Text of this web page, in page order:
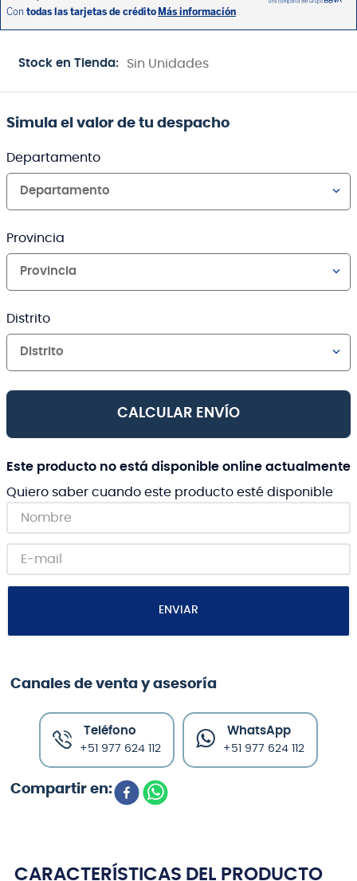
Stock en Tienda: Sin Unidades
Simula el valor de tu despacho
Departamento
Departamento
Provincia
Provincia
Distrito
Distrito
CALCULAR ENVÍO
Este producto no está disponible online actualmente
Quiero saber cuando este producto esté disponible
ENVIAR
Canales de venta y asesoría
Teléfono
+51 977 624 112
WhatsApp
+51 977 624 112
CARACTERÍSTICAS DEL PRODUCTO